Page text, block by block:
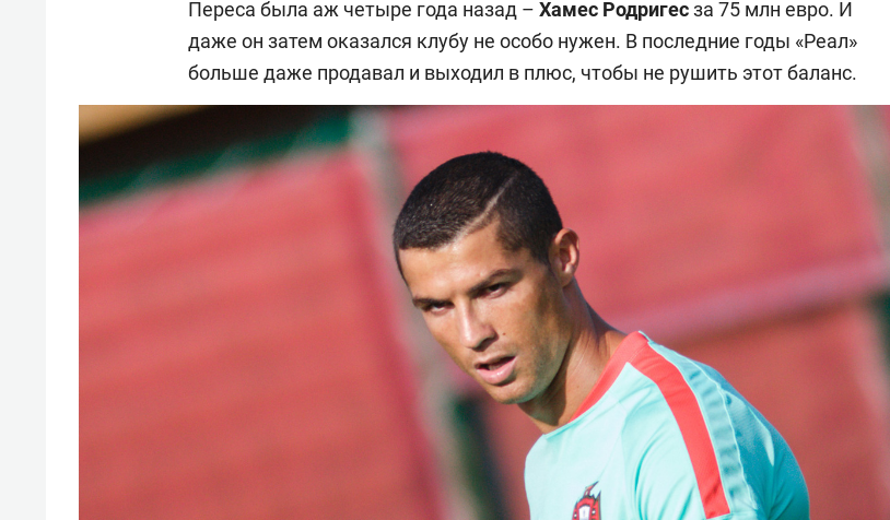
Переса была аж четыре года назад – Хамес Родригесза 75 млн евро. И
даже он затем оказался клубу не особо нужен. В последние годы «Реал»
больше даже продавал и выходил в плюс, чтобы не рушить этот баланс.